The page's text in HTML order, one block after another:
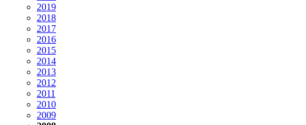
2019
2018
2017
2016
2015
2014
2013
2012
2011
2010
2009